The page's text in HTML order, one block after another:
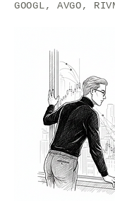
GOOGL, AVGO,